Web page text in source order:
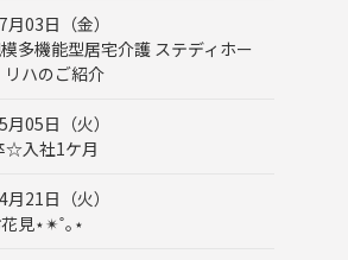
03日（金）
多機能型居宅介護 ステディホー
リハのご紹介
05日（火）
☆入社1ケ月
21日（火）
見⋆✴︎˚｡⋆